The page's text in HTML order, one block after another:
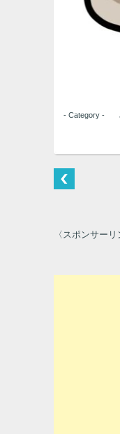
- Category -
〈スポンサーリ